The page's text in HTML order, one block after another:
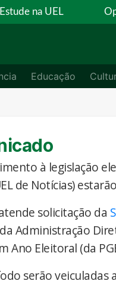
Estude na UEL
Educação
à legislação
de Notícias)
solicitação da
Administração
Ano Eleitoral (da
serão veiculadas